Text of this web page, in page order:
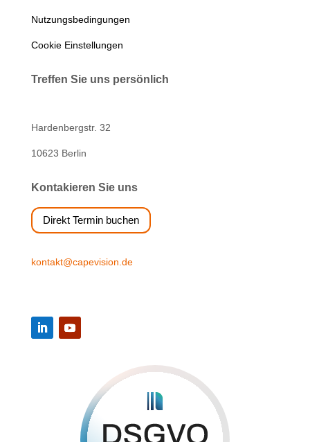
Nutzungsbedingungen
Cookie Einstellungen
Treffen Sie uns persönlich
Hardenbergstr. 32
10623 Berlin
Kontakieren Sie uns
Direkt Termin buchen
kontakt@capevision.de